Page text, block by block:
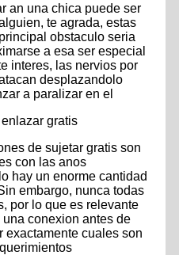
an una chica puede ser
te agrada, estas
obstaculo seri­a
a esa ser especial
interes, las nervios por
desplazandolo
a paralizar en el
gratis
de sujetar gratis son
con las anos
hay un enorme cantidad
embargo, nunca todas
por lo que es relevante
conexion antes de
exactamente cuales son